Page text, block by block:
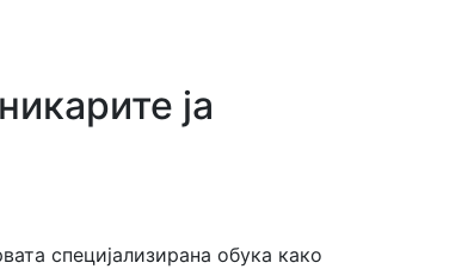
ја
специјализирана обука како